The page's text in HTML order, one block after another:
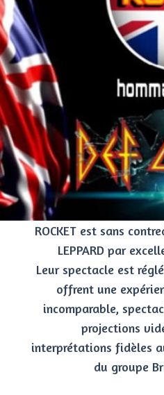
ROCKET est sans
LEPPARD par
Leur spectacle est
offrent une
incomparable,
projections
interprétations fidèles
du groupe